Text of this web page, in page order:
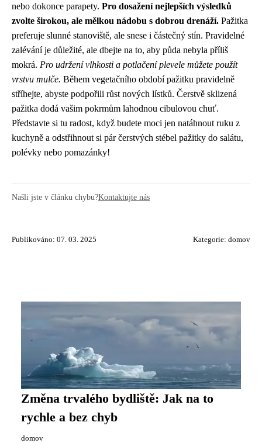
nebo dokonce parapety. Pro dosažení nejlepších výsledků
zvolte širokou, ale mělkou nádobu s dobrou drenáží. Pažitka
preferuje slunné stanoviště, ale snese i částečný stín. Pravidelné
zalévání je důležité, ale dbejte na to, aby půda nebyla příliš
mokrá. Pro udržení vlhkosti a potlačení plevele můžete použít
vrstvu mulče. Během vegetačního období pažitku pravidelně
stříhejte, abyste podpořili růst nových lístků. Čerstvě sklizená
pažitka dodá vašim pokrmům lahodnou cibulovou chuť.
Představte si tu radost, když budete moci jen natáhnout ruku z
kuchyně a odstřihnout si pár čerstvých stébel pažitky do salátu,
polévky nebo pomazánky!
Našli jste v článku chybu?Kontaktujte nás
Publikováno: 07. 03. 2025 Kategorie: domov
Změna trvalého bydliště: Jak na to
rychle a bez chyb
domov